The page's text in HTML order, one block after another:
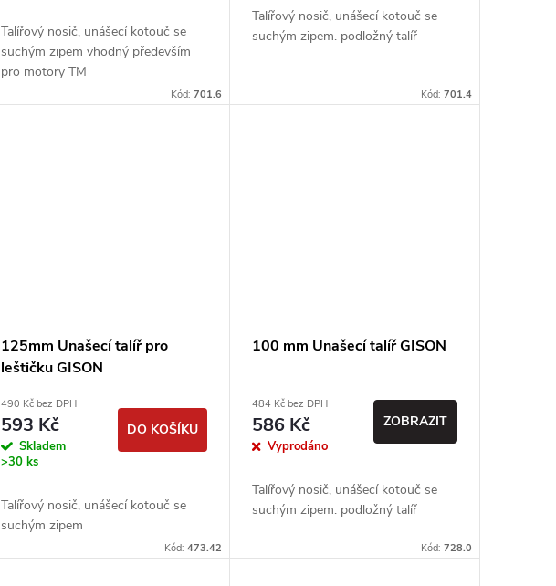
Talířový nosič, unášecí kotouč se
suchým zipem vhodný především
pro motory TM
Kód: 701.6
Talířový nosič, unášecí kotouč se
suchým zipem. podložný talíř
Kód: 701.4
125mm Unašecí talíř pro
leštičku GISON
490 Kč bez DPH
593 Kč
Skladem
>30 ks
DO KOŠÍKU
Talířový nosič, unášecí kotouč se
suchým zipem
Kód: 473.42
100 mm Unašecí talíř GISON
484 Kč bez DPH
586 Kč
Vyprodáno
ZOBRAZIT
Talířový nosič, unášecí kotouč se
suchým zipem. podložný talíř
Kód: 728.0